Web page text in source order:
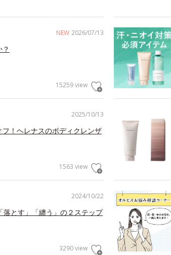
NEW 2026/07/13
15259 view
2025/10/13
！ヘレナスのボディクレンザ
1563 view
2024/10/22
とす」「纏う」の２ステップ
3290 view